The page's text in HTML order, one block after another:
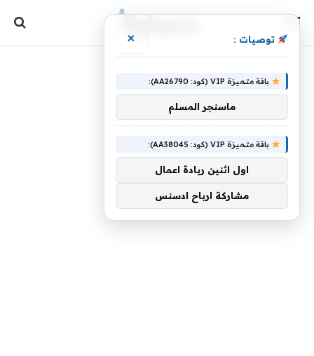
توصيات : ×
باقة متميزة VIP (كود: AA26790):
ماسنجر المسلم
باقة متميزة VIP (كود: AA38045):
اول اثنين ريادة اعمال
مشاركة ارباح ادسنس